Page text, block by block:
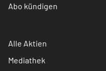
Abo kündigen
Alle Aktien
Mediathek